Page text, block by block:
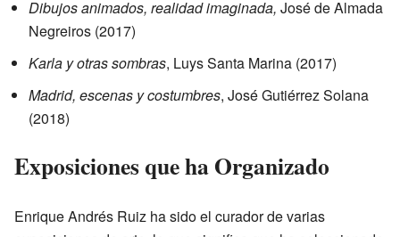
Dibujos animados, realidad imaginada, José de Almada
Negreiros (2017)
Karla y otras sombras, Luys Santa Marina (2017)
Madrid, escenas y costumbres, José Gutiérrez Solana
(2018)
Exposiciones que ha Organizado
Enrique Andrés Ruiz ha sido el curador de varias